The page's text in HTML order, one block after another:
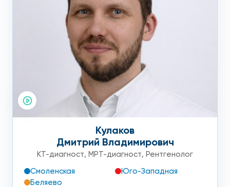
Кулаков
Дмитрий Владимирович
КТ-диагност, МРТ-диагност, Рентгенолог
Смоленская
Юго-Западная
Беляево